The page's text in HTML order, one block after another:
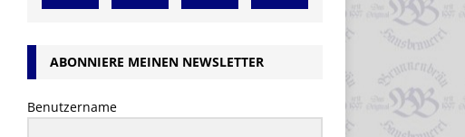
ABONNIERE MEINEN NEWSLETTER
Benutzername